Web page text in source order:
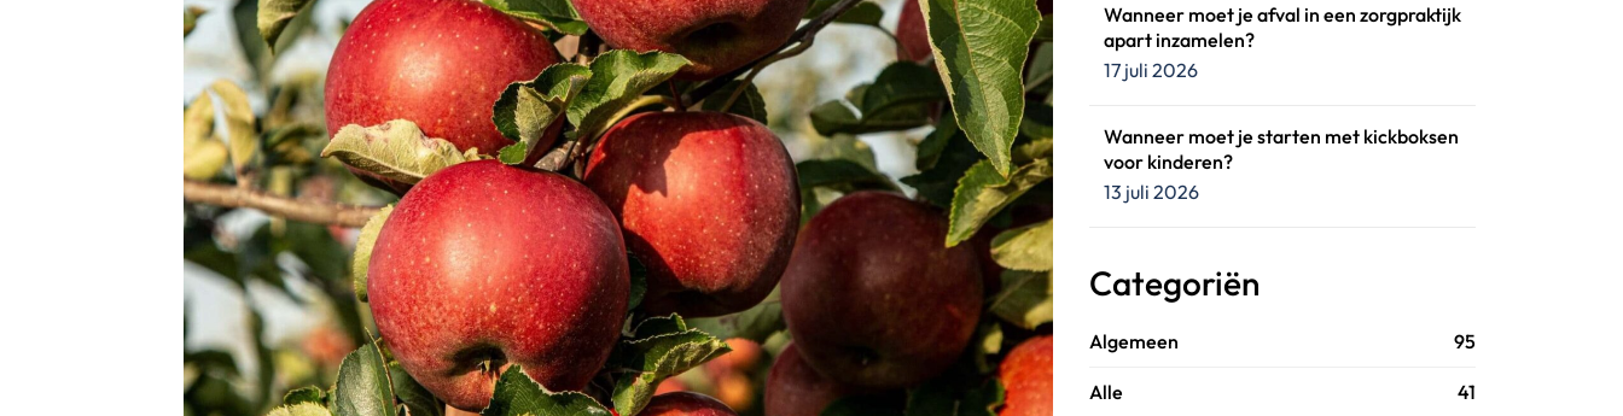
Wanneer moet je afval in een zorgpraktijk
apart inzamelen?
17 juli 2026
Wanneer moet je starten met kickboksen
voor kinderen?
13 juli 2026
Categoriën
Algemeen 95
Alle 41